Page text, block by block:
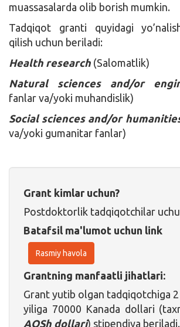
muassasalarda olib borish mumkin.
Tadqiqot granti quyidagi
qilish uchun beriladi:
Health research (Salomatlik)
Natural sciences and/or
fanlar va/yoki muhandislik)
Social sciences and/or
va/yoki gumanitar fanlar)
Grant kimlar uchun?
Postdoktorlik tadqiqotchilar
Batafsil ma'lumot uchun link
Rasmiy havola
Grantning manfaatli jihatlari:
Grant yutib olgan tadqiqotchiga
yiliga 70000 Kanada dollari
AQSh dollari) stipendiya beriladi.